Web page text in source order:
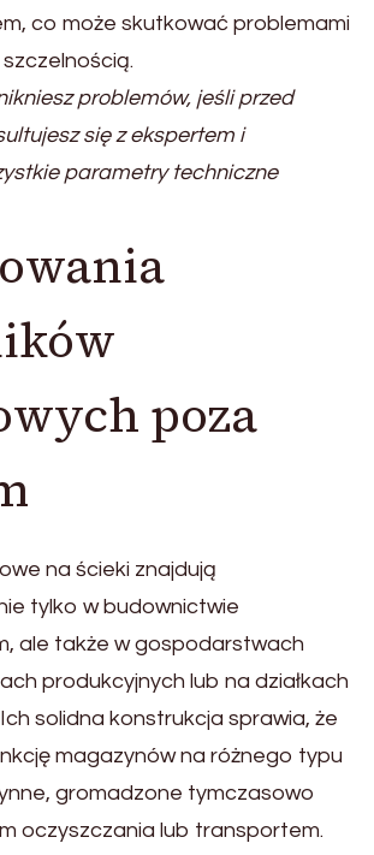
co może skutkować problemami
problemów, jeśli przed
się z ekspertem i
parametry techniczne
poza
na ścieki znajdują
tylko w budownictwie
ale także w gospodarstwach
produkcyjnych lub na działkach
solidna konstrukcja sprawia, że
magazynów na różnego typu
gromadzone tymczasowo
oczyszczania lub transportem.